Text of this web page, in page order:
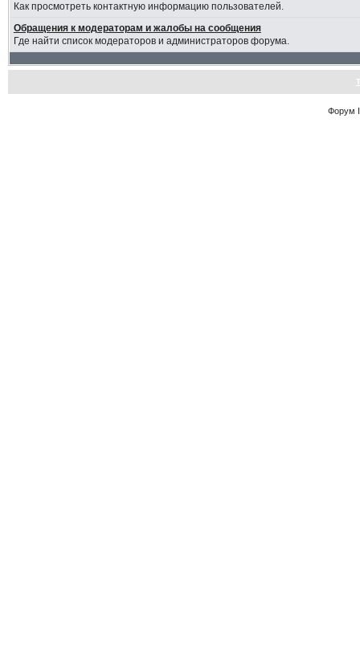
Как просмотреть контактную информацию пользователей.
Обращения к модераторам и жалобы на сообщения
Где найти список модераторов и администраторов форума.
Форум